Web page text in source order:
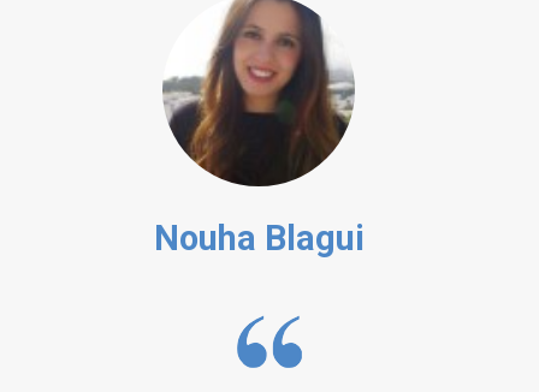
Nouha Blagui